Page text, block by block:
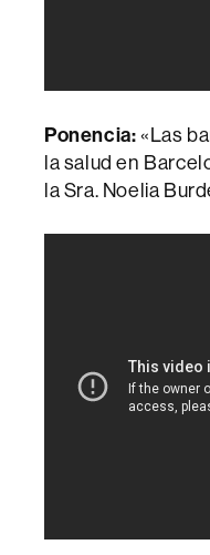
Ponencia:«Las
la salud en
la Sra. Noelia